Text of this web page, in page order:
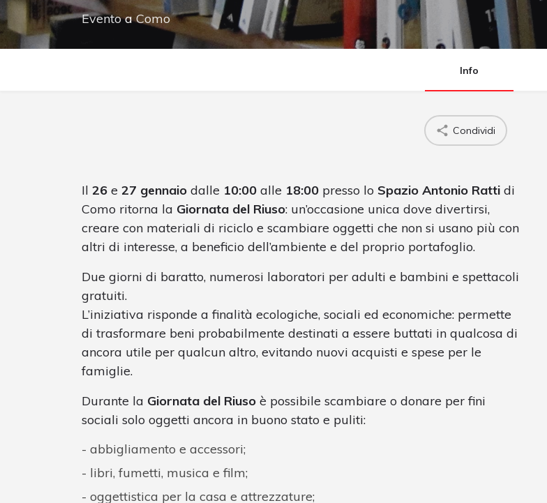
EventoaComo
Info
Condividi
Il 26 e 27 gennaio dalle 10:00 alle 18:00 presso lo Spazio Antonio Ratti di
Como ritorna la Giornata del Riuso: un’occasione unica dove divertirsi,
creare con materiali di riciclo e scambiare oggetti che non si usano più con
altri di interesse, a beneficio dell’ambiente e del proprio portafoglio.
Due giorni di baratto, numerosi laboratori per adulti e bambini e spettacoli
gratuiti.
L’iniziativa risponde a finalità ecologiche, sociali ed economiche: permette
di trasformare beni probabilmente destinati a essere buttati in qualcosa di
ancora utile per qualcun altro, evitando nuovi acquisti e spese per le
famiglie.
Durante la Giornata del Riuso è possibile scambiare o donare per fini
sociali solo oggetti ancora in buono stato e puliti:
abbigliamento e accessori;
libri, fumetti, musica e film;
oggettistica per la casa e attrezzature;